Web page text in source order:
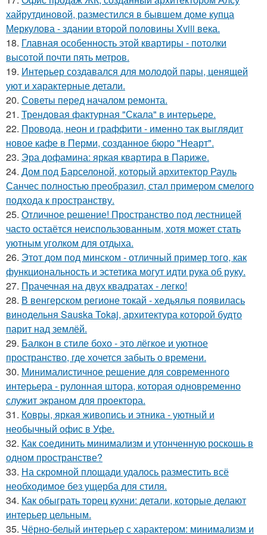
хайрутдиновой, разместился в бывшем доме купца
Меркулова - здании второй половины Xviii века.
18. Главная особенность этой квартиры - потолки
высотой почти пять метров.
19. Интерьер создавался для молодой пары, ценящей
уют и характерные детали.
20. Советы перед началом ремонта.
21. Трендовая фактурная "Скала" в интерьере.
22. Провода, неон и граффити - именно так выглядит
новое кафе в Перми, созданное бюро "Неарт".
23. Эра дофамина: яркая квартира в Париже.
24. Дом под Барселоной, который архитектор Рауль
Санчес полностью преобразил, стал примером смелого
подхода к пространству.
25. Отличное решение! Пространство под лестницей
часто остаётся неиспользованным, хотя может стать
уютным уголком для отдыха.
26. Этот дом под минском - отличный пример того, как
функциональность и эстетика могут идти рука об руку.
27. Прачечная на двух квадратах - легко!
28. В венгерском регионе токай - хедьялья появилась
винодельня Sauska Tokaj, архитектура которой будто
парит над землёй.
29. Балкон в стиле бохо - это лёгкое и уютное
пространство, где хочется забыть о времени.
30. Минималистичное решение для современного
интерьера - рулонная штора, которая одновременно
служит экраном для проектора.
31. Ковры, яркая живопись и этника - уютный и
необычный офис в Уфе.
32. Как соединить минимализм и утонченную роскошь в
одном пространстве?
33. На скромной площади удалось разместить всё
необходимое без ущерба для стиля.
34. Как обыграть торец кухни: детали, которые делают
интерьер цельным.
35. Чёрно-белый интерьер с характером: минимализм и